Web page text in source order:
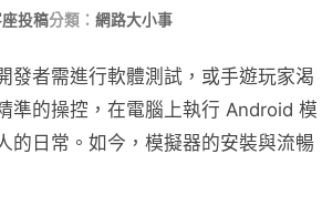
投稿分類： 網路大小事
發者需進行軟體測試，或手遊玩家渴
準的操控，在電腦上執行 Android 模
的日常。如今，模擬器的安裝與流暢